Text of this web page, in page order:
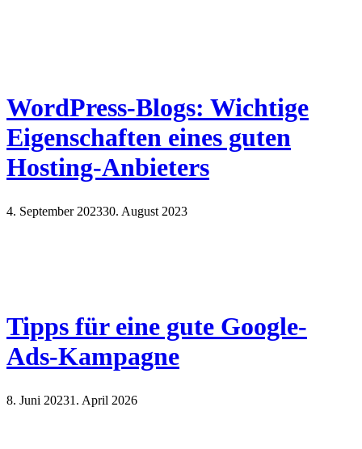
WordPress-Blogs: Wichtige
Eigenschaften eines guten
Hosting-Anbieters
4. September 202330. August 2023
Tipps für eine gute Google-
Ads-Kampagne
8. Juni 20231. April 2026